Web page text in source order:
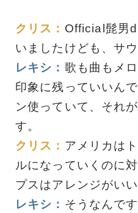
クリス： Official髭男
いましたけども、サ
レキシ： 歌も曲もメ
印象に残っていいん
ン使っていて、それ
す。
クリス： アメリカは
ルになっていくのに
プスはアレンジがい
レキシ： そうなんで